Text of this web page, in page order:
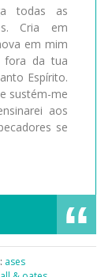
todas as
Cria em
em mim
fora da tua
Espírito.
sustém-me
aos
se
ases